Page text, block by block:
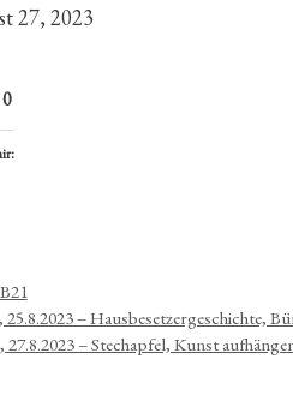
27, 2023
0
25.8.2023 – Hausbesetzergeschichte,
27.8.2023 – Stechapfel, Kunst